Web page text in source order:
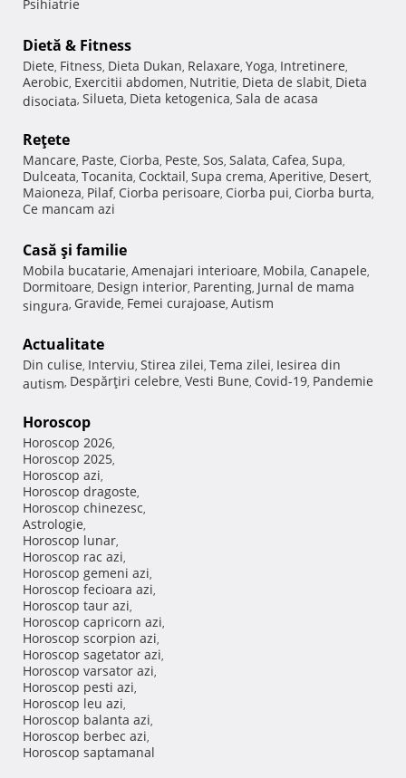
Psihiatrie
Dietă & Fitness
Diete, Fitness, Dieta Dukan, Relaxare, Yoga, Intretinere,
Aerobic, Exercitii abdomen, Nutritie, Dieta de slabit, Dieta
disociata, Silueta, Dieta ketogenica, Sala de acasa
Reţete
Mancare, Paste, Ciorba, Peste, Sos, Salata, Cafea, Supa,
Dulceata, Tocanita, Cocktail, Supa crema, Aperitive, Desert,
Maioneza, Pilaf, Ciorba perisoare, Ciorba pui, Ciorba burta,
Ce mancam azi
Casă şi familie
Mobila bucatarie, Amenajari interioare, Mobila, Canapele,
Dormitoare, Design interior, Parenting, Jurnal de mama
singura, Gravide, Femei curajoase, Autism
Actualitate
Din culise, Interviu, Stirea zilei, Tema zilei, Iesirea din
autism, Despărţiri celebre, Vesti Bune, Covid-19, Pandemie
Horoscop
Horoscop 2026,
Horoscop 2025,
Horoscop azi,
Horoscop dragoste,
Horoscop chinezesc,
Astrologie,
Horoscop lunar,
Horoscop rac azi,
Horoscop gemeni azi,
Horoscop fecioara azi,
Horoscop taur azi,
Horoscop capricorn azi,
Horoscop scorpion azi,
Horoscop sagetator azi,
Horoscop varsator azi,
Horoscop pesti azi,
Horoscop leu azi,
Horoscop balanta azi,
Horoscop berbec azi,
Horoscop saptamanal